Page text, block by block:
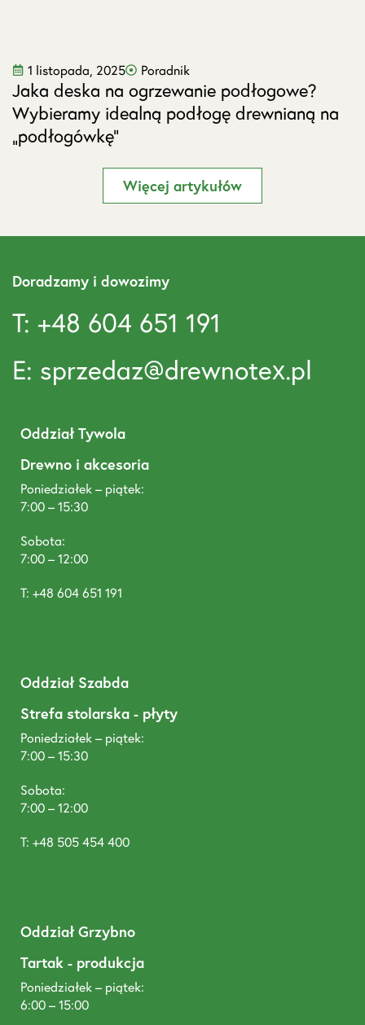
1 listopada, 2025 Poradnik
Jaka deska na ogrzewanie podłogowe?
Wybieramy idealną podłogę drewnianą na
„podłogówkę”
Więcej artykułów
Doradzamy i dowozimy
T: +48 604 651 191
E: sprzedaz@drewnotex.pl
Oddział Tywola
Drewno i akcesoria
Poniedziałek – piątek:
7:00 – 15:30
Sobota:
7:00 – 12:00
T: +48 604 651 191
Oddział Szabda
Strefa stolarska - płyty
Poniedziałek – piątek:
7:00 – 15:30
Sobota:
7:00 – 12:00
T: +48 505 454 400
Oddział Grzybno
Tartak - produkcja
Poniedziałek – piątek:
6:00 – 15:00